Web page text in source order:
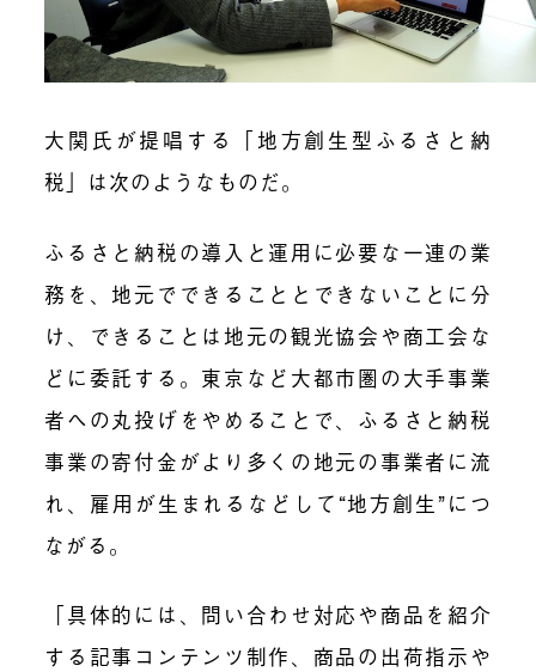
大関氏が提唱する「地方創生型ふるさと納
税」は次のようなものだ。
ふるさと納税の導入と運用に必要な一連の業
務を、地元でできることとできないことに分
け、できることは地元の観光協会や商工会な
どに委託する。東京など大都市圏の大手事業
者への丸投げをやめることで、ふるさと納税
事業の寄付金がより多くの地元の事業者に流
れ、雇用が生まれるなどして“地方創生”につ
ながる。
「具体的には、問い合わせ対応や商品を紹介
する記事コンテンツ制作、商品の出荷指示や